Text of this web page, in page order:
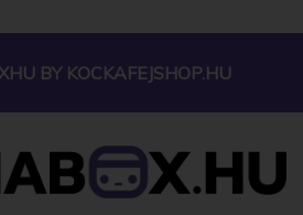
BY KOCKAFEJSHOP.HU